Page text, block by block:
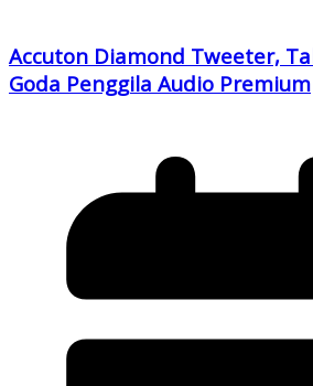
Accuton Diamond Tweeter,
Goda Penggila Audio Premium